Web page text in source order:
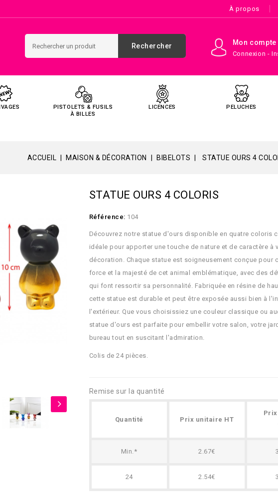
À propos
Mon compte
Connexion -
Rechercher
PISTOLETS & FUSILS
À BILLES
LICENCES PELUCHES
ACCUEIL MAISON & DÉCORATION BIBELOTS STATUE OURS 4
STATUE OURS 4 COLORIS
Référence: 104
Découvrez notre statue d'ours disponible en quatre coloris
idéale pour apporter une touche de nature et de caractère à
décoration. Chaque statue est soigneusement conçue pour
force et la majesté de cet animal emblématique, avec des
qui font ressortir sa personnalité. Fabriquée en résine de
cette statue est durable et peut être exposée aussi bien à
l'extérieur. Que vous choisissiez une couleur classique ou
statue d'ours est parfaite pour embellir votre salon, votre
bureau tout en suscitant l'admiration.
Colis de 24 pièces.
Remise sur la quantité
Quantité Prix unitaire HT
Min.* 2.67€
24 2.54€